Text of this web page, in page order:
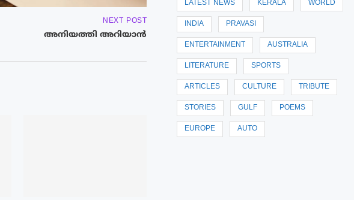
NEXT POST
അനിയത്തി അറിയാൻ
LATEST NEWS KERALA WORLD
INDIA PRAVASI
ENTERTAINMENT AUSTRALIA
LITERATURE SPORTS
ARTICLES CULTURE TRIBUTE
STORIES GULF POEMS
EUROPE AUTO